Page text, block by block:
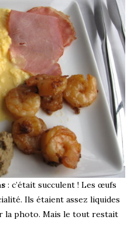
: c’était succulent ! Les œufs
Ils étaient assez liquides
la photo. Mais le tout restait